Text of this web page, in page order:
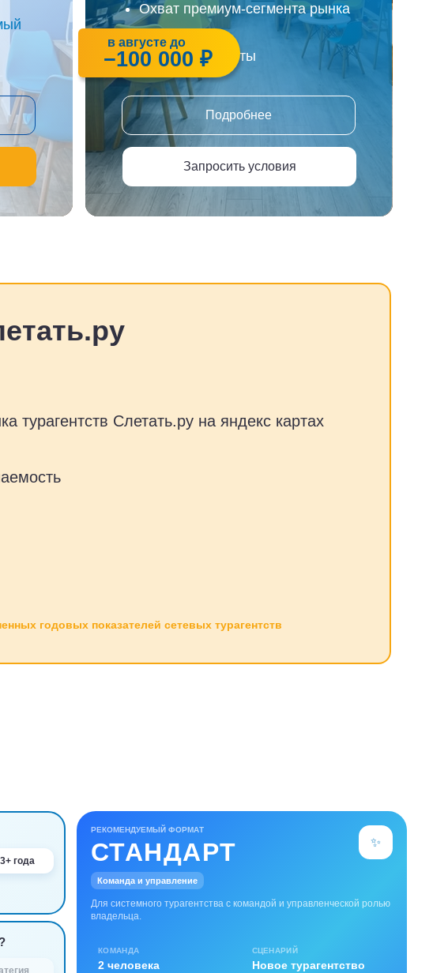
Охват премиум-сегмента рынка
Высокие обороты
Запросить условия
Подробнее
−100 000 ₽
в августе до
турагентств Слетать.ру на яндекс картах
годовых показателей сетевых турагентств
3+ года
РЕКОМЕНДУЕМЫЙ ФОРМАТ
СТАНДАРТ ✨
Команда и управление
Для системного турагентства с командой и управленческой ролью
владельца.
КОМАНДА
2 человека
СЦЕНАРИЙ
Новое турагентство